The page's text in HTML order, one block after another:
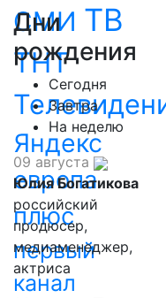
СМИ ТВ
ТНТ
Яндекс
европа
плюс
первый
канал
Дни
рождения
Сегодня
Завтра
На неделю
09 августа
Юлия Богатикова
российский
продюсер,
медиаменеджер,
актриса